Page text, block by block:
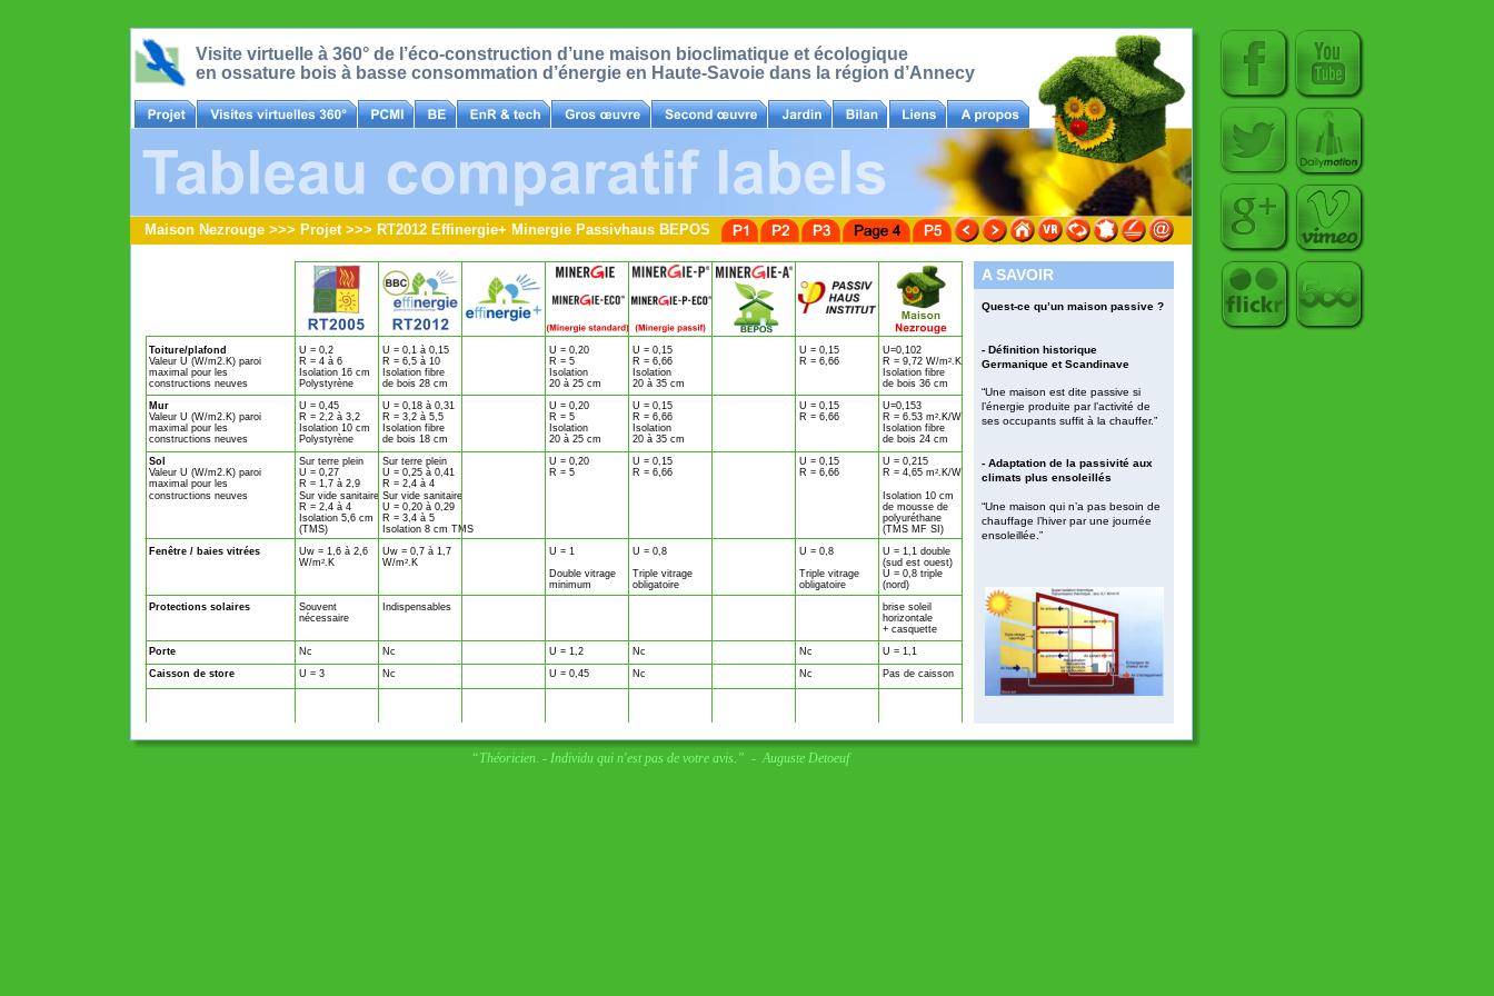
Maison Nezrouge >>> Projet >>> RT2012 Effinergie+ Minergie Passivhaus BEPOS
Visite virtuelle à 360° de l’éco-construction d’une maison bioclimatique et écologique
en ossature bois à basse consommation d’énergie en Haute-Savoie dans la région d’Annecy
A SAVOIR
Quest-ce qu’un maison passive ?
- Définition historique
Germanique et Scandinave
“Une maison est dite passive si
l’énergie produite par l’activité de
ses occupants suffit à la chauffer.”
- Adaptation de la passivité aux
climats plus ensoleillés
“Une maison qui n’a pas besoin de
chauffage l’hiver par une journée
ensoleillée.”
Toiture/plafond U = 0,2 U = 0,1 à 0,15 U = 0,20 U = 0,15 U = 0,15
U=0,102
Valeur U (W/m2.K) paroi
R = 4 à 6 R = 6,5 à 10 R = 5 R = 6,66 R = 6,66 R = 9,72 W/m2.K
maximal pour les
Isolation 16 cm Isolation fibre Isolation Isolation
Isolation fibre
constructions neuves
Polystyrène de bois 28 cm 20 à 25 cm 20 à 35 cm
de bois 36 cm
Mur
U = 0,45 U = 0,18 à 0,31 U = 0,20 U = 0,15 U = 0,15
U=0,153
Valeur U (W/m2.K) paroi
R = 2,2 à 3,2 R = 3,2 à 5,5 R = 5 R = 6,66 R = 6,66 R = 6.53 m2.K/W
maximal pour les
Isolation 10 cm Isolation fibre Isolation Isolation
Isolation fibre
constructions neuves
Polystyrène de bois 18 cm 20 à 25 cm 20 à 35 cm
de bois 24 cm
Sol
Sur terre plein Sur terre plein U = 0,20 U = 0,15 U = 0,15
U = 0,215
Valeur U (W/m2.K) paroi
U = 0,27 U = 0,25 à 0,41 R = 5 R = 6,66 R = 6,66 R = 4,65 m2.K/W
maximal pour les
R = 1,7 à 2,9
R = 2,4 à 4
constructions neuves
Sur vide sanitaire Sur vide sanitaire
Isolation 10 cm
R = 2,4 à 4
U = 0,20 à 0,29
de mousse de
Isolation 5,6 cm
R = 3,4 à 5
polyuréthane
(TMS)
Isolation 8 cm TMS
(TMS MF SI)
Fenêtre / baies vitrées
Uw = 1,6 à 2,6 Uw = 0,7 à 1,7 U = 1 U = 0,8 U = 0,8
U = 1,1 double
W/m2.K W/m2.K
(sud est ouest)
Double vitrage
Triple vitrage Triple vitrage
U = 0,8 triple
minimum
obligatoire obligatoire
(nord)
Protections solaires
Souvent Indispensables
brise soleil
nécessaire
horizontale
+ casquette
Porte
Nc Nc U = 1,2 Nc Nc
U = 1,1
Caisson de store
U = 3 Nc U = 0,45 Nc Nc Pas de caisson
“Théoricien. - Individu qui n'est pas de votre avis.”  -  Auguste Detoeuf